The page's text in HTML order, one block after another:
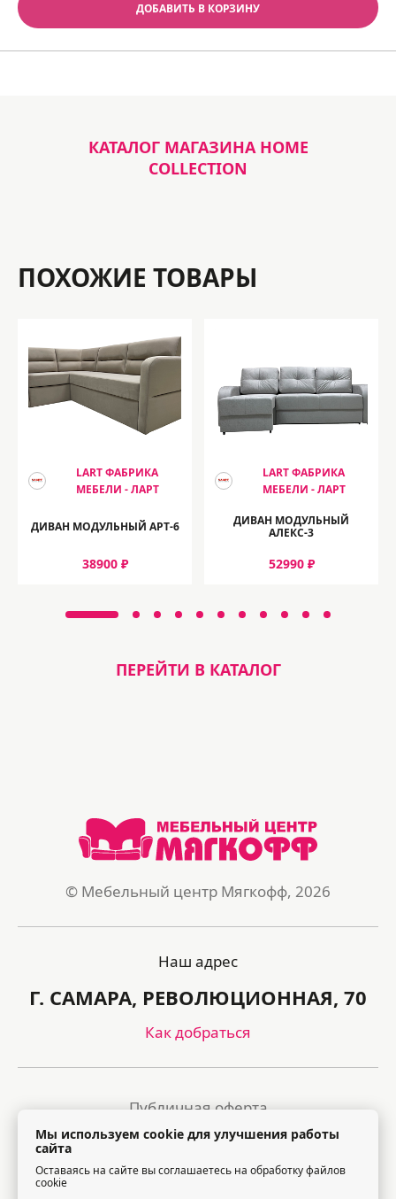
ДОБАВИТЬ В КОРЗИНУ
КАТАЛОГ МАГАЗИНА HOME
COLLECTION
ПОХОЖИЕ ТОВАРЫ
LART ФАБРИКА
МЕБЕЛИ - ЛАРТ
ДИВАН МОДУЛЬНЫЙ АРТ-6
38900 ₽
LART ФАБРИКА
МЕБЕЛИ - ЛАРТ
ДИВАН МОДУЛЬНЫЙ
АЛЕКС-3
52990 ₽
ПЕРЕЙТИ В КАТАЛОГ
© Мебельный центр Мягкофф, 2026
Наш адрес
Г. САМАРА, РЕВОЛЮЦИОННАЯ, 70
Как добраться
Публичная оферта
Политика обработки персональных данных
Правила посещения торгового центра
Мы используем cookie для улучшения работы
сайта
Оставаясь на сайте вы соглашаетесь на обработку файлов
cookie